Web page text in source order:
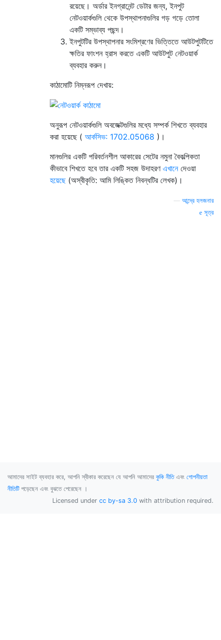
রয়েছে। অর্ডার ইনগ্রানেন্ট ডেটার জন্য, ইনপুট
নেটওয়ার্কগুলি থেকে উপস্থাপনাগুলির গড় গড়ে তোলা
একটি সম্ভাব্য পছন্দ।
ইনপুটটির উপস্থাপনার সংমিশ্রণের ভিত্তিতে আউটপুটটিতে
ক্ষতির ফাংশন হ্রাস করতে একটি আউটপুট নেটওয়ার্ক
ব্যবহার করুন।
কাঠামোটি নিম্নরূপ দেখায়:
অনুরূপ নেটওয়ার্কগুলি অবজেক্টগুলির মধ্যে সম্পর্ক শিখতে ব্যবহার
করা হয়েছে ( আর্কসিভ: 1702.05068 )।
মানগুলির একটি পরিবর্তনশীল আকারের সেটের নমুনা বৈকল্পিকতা
কীভাবে শিখতে হবে তার একটি সহজ উদাহরণ এখানেদেওয়া
হয়েছে(অস্বীকৃতি: আমি লিঙ্কিত নিবন্ধটির লেখক)।
আন্দ্রে হলজনার
সূত্র
আমাদের সাইট ব্যবহার করে, আপনি স্বীকার করেছেন যে আপনি আমাদের কুকি নীতিএবং গোপনীয়তা
নীতিটি পড়েছেন এবং বুঝতে পেরেছেন ।
Licensed under cc by-sa 3.0 with attribution required.